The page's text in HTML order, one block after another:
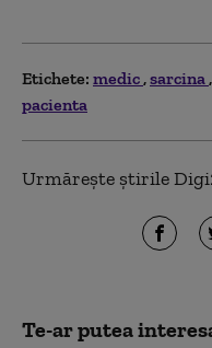
Etichete: medic sarcina
pacienta
Urmărește știrile
Te-ar putea